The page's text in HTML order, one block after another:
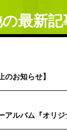
最新記
お知らせ】
アルバム『オリ